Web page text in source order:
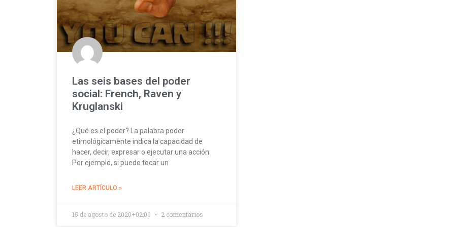
Las seis bases del poder
social: French, Raven y
Kruglanski
¿Qué es el poder? La palabra poder
etimológicamente indica la capacidad de
hacer, decir, expresar o ejecutar una acción.
Por ejemplo, si puedo tocar un
LEER ARTÍCULO »
15 de agosto de 2020+02:00 2 comentarios